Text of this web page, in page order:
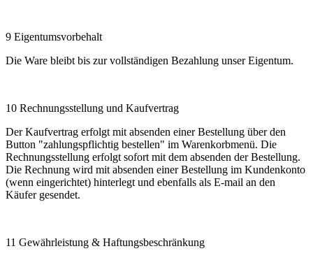
9 Eigentumsvorbehalt
Die Ware bleibt bis zur vollständigen Bezahlung unser Eigentum.
10 Rechnungsstellung und Kaufvertrag
Der Kaufvertrag erfolgt mit absenden einer Bestellung über den
Button "zahlungspflichtig bestellen" im Warenkorbmenü. Die
Rechnungsstellung erfolgt sofort mit dem absenden der Bestellung.
Die Rechnung wird mit absenden einer Bestellung im Kundenkonto
(wenn eingerichtet) hinterlegt und ebenfalls als E-mail an den
Käufer gesendet.
11 Gewährleistung & Haftungsbeschränkung